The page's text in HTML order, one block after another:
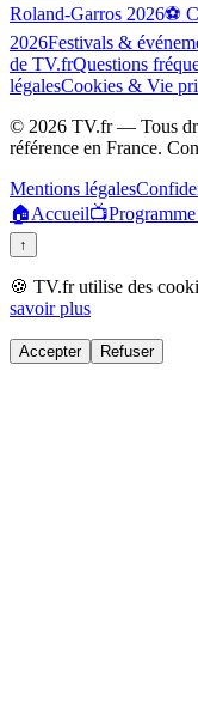
Roland-Garros 2026⚽
2026Festivals &
de TV.frQuestions
légalesCookies & Vie
© 2026 TV.fr — Tous
référence en France.
Mentions légales
🏠Accueil📺Programme
↑
🍪 TV.fr utilise des
savoir plus
Accepter Refuser